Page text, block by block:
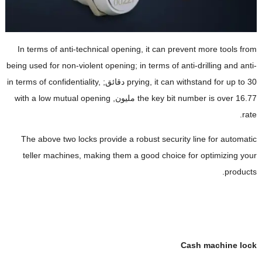
In terms of anti-technical opening
it can prevent more tools from
being used for non-violent opening; in terms of anti-drilling and anti-
prying
it can withstand for up to 30 دقائق; in terms of confidentiality,
the key bit number is over 16.77 مليون,
with a low mutual opening
rate
The above two locks provide a robust security line for automatic
teller machines making them a good choice for optimizing your
products
Cash machine lock